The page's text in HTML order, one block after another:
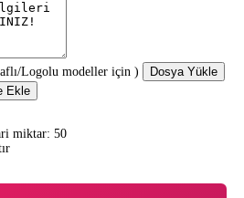
Logolu modeller için )
Dosya Yükle
Ekle
miktar: 50